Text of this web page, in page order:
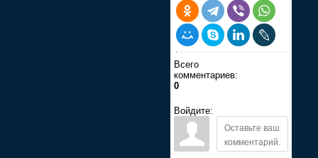
Всего
комментариев:
0
Войдите: